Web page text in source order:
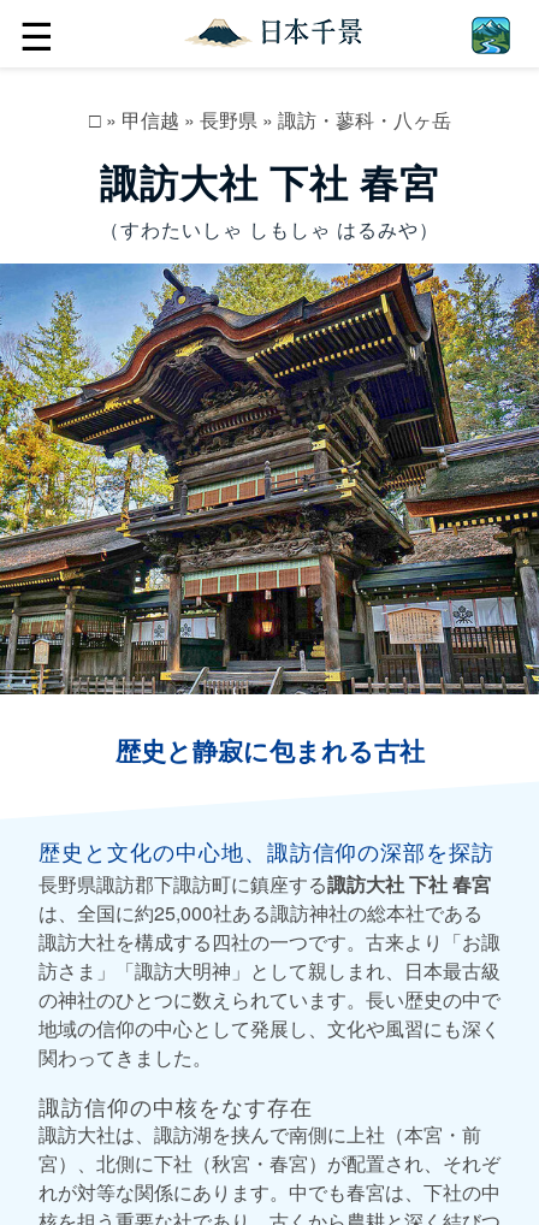
☰
□» 甲信越 » 長野県» 諏訪・蓼科・八ヶ岳
諏訪大社 下社 春宮
（すわたいしゃ しもしゃ はるみや）
歴史と静寂に包まれる古社
歴史と文化の中心地、諏訪信仰の深部を探訪
長野県諏訪郡下諏訪町に鎮座する諏訪大社 下社 春宮
は、全国に約25,000社ある諏訪神社の総本社である
諏訪大社を構成する四社の一つです。古来より「お諏
訪さま」「諏訪大明神」として親しまれ、日本最古級
の神社のひとつに数えられています。長い歴史の中で
地域の信仰の中心として発展し、文化や風習にも深く
関わってきました。
諏訪信仰の中核をなす存在
諏訪大社は、諏訪湖を挟んで南側に上社（本宮・前
宮）、北側に下社（秋宮・春宮）が配置され、それぞ
れが対等な関係にあります。中でも春宮は、下社の中